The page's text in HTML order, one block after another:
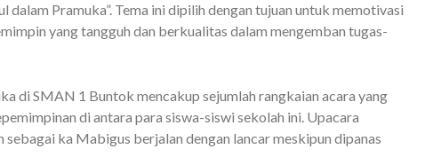
Pramuka”. Tema ini dipilih dengan tujuan untuk memotivasi
yang tangguh dan berkualitas dalam mengemban tugas-
di SMAN 1 Buntok mencakup sejumlah rangkaian acara yang
di antara para siswa-siswi sekolah ini. Upacara
ka Mabigus berjalan dengan lancar meskipun dipanas